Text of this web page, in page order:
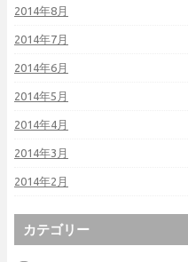
2014年8月
2014年7月
2014年6月
2014年5月
2014年4月
2014年3月
2014年2月
カテゴリー